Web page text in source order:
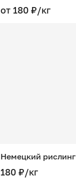
от 180 ₽/кг
Немецкий рислинг
180 ₽/кг